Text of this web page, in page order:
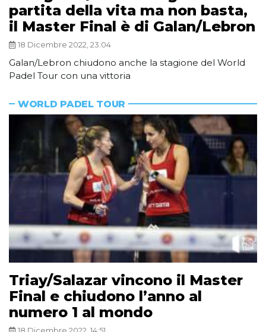
partita della vita ma non basta,
il Master Final è di Galan/Lebron
18 Dicembre 2022, 23:04
Galan/Lebron chiudono anche la stagione del World
Padel Tour con una vittoria
WORLD PADEL TOUR
Triay/Salazar vincono il Master
Final e chiudono l’anno al
numero 1 al mondo